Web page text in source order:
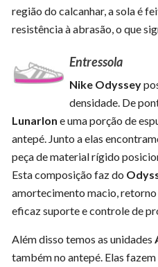
região do calcanhar, a sola é
resistência à abrasão, o que
Entressola
Nike Odyssey
densidade. De
Lunarlon e uma porção de
antepé. Junto a elas
peça de material rígido
Esta composição faz do
amortecimento macio,
eficaz suporte e controle de
Além disso temos as unidades
também no antepé. Elas